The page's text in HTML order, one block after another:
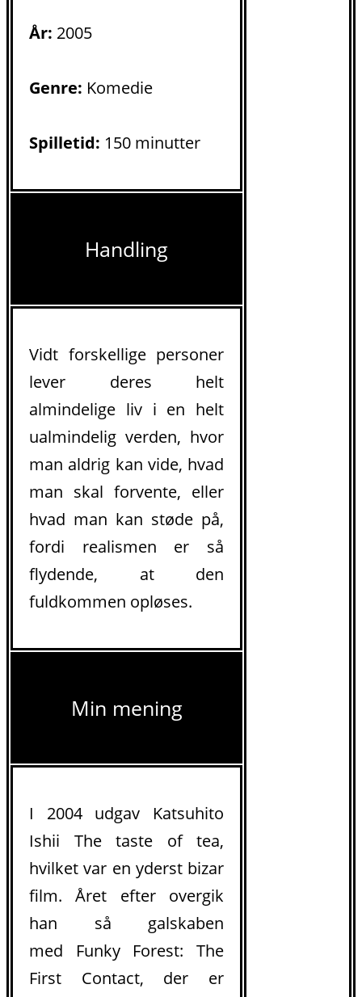
År: 2005
Genre: Komedie
Spilletid: 150 minutter
Handling
Vidt forskellige personer
lever deres helt
almindelige liv i en helt
ualmindelig verden, hvor
man aldrig kan vide, hvad
man skal forvente, eller
hvad man kan støde på,
fordi realismen er så
flydende, at den
fuldkommen opløses.
Min mening
I 2004 udgav Katsuhito
Ishii The taste of tea,
hvilket var en yderst bizar
film. Året efter overgik
han så galskaben
med Funky Forest: The
First Contact, der er